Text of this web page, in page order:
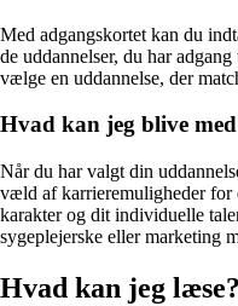
Med adgangskortet kan du
de uddannelser, du har
vælge en uddannelse, der
Hvad kan jeg blive
Når du har valgt din
væld af karrieremuligheder
karakter og dit individuelle
sygeplejerske eller marketing
Hvad kan jeg læse?